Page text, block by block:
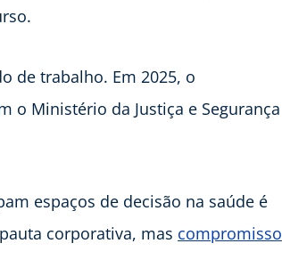
de trabalho. Em 2025, o
o Ministério da Justiça e Segurança
espaços de decisão na saúde é
corporativa, mas compromisso